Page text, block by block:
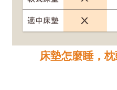
床墊怎麼睡，枕